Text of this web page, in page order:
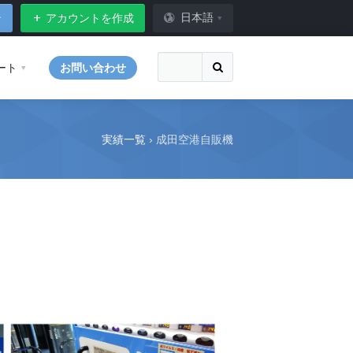
日本語
アカウントを作成
ト お問い合わせ
実績一覧 › 成田空港自販機